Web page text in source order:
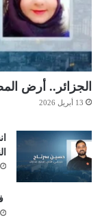
الجزائر.. أرض
13 أبريل 2026